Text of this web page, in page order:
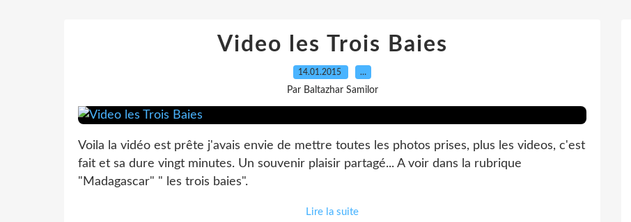
Video les Trois Baies
14.01.2015 …
Par Baltazhar Samilor
Voila la vidéo est prête j'avais envie de mettre toutes les photos prises, plus les videos, c'est
fait et sa dure vingt minutes. Un souvenir plaisir partagé... A voir dans la rubrique
"Madagascar" " les trois baies".
Lire la suite